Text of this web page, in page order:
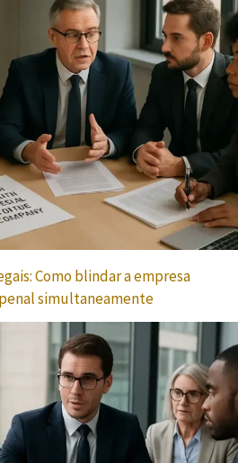
Como blindar a empresa
simultaneamente